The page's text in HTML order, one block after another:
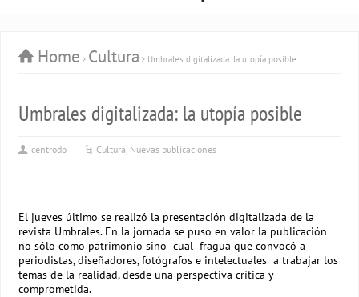
Home Cultura Umbrales digitalizada: la utopía posible
Umbrales digitalizada: la utopía posible
centrodo Cultura, Nuevas publicaciones
El jueves último se realizó la presentación digitalizada de la
revista Umbrales. En la jornada se puso en valor la publicación
no sólo como patrimonio sino cual fragua que convocó a
periodistas, diseñadores, fotógrafos e intelectuales a trabajar los
temas de la realidad, desde una perspectiva crítica y
comprometida.